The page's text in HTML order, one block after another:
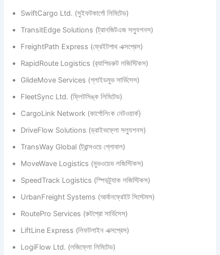
SwiftCargo Ltd. (সুইফটকার্গো লিমিটেড)
TransitEdge Solutions (ট্রানজিটএজ সল্যুশনস)
FreightPath Express (ফ্রেইটপাথ এক্সপ্রেস)
RapidRoute Logistics (র‌্যাপিডরুট লজিস্টিকস)
GlideMove Services (গ্লাইডমুভ সার্ভিসেস)
FleetSync Ltd. (ফ্লিটসিঙ্ক লিমিটেড)
CargoLink Network (কার্গোলিংক নেটওয়ার্ক)
DriveFlow Solutions (ড্রাইভফ্লো সল্যুশনস)
TransWay Global (ট্রান্সওয়ে গ্লোবাল)
MoveWave Logistics (মুভওয়েভ লজিস্টিকস)
SpeedTrack Logistics (স্পিডট্র্যাক লজিস্টিকস)
UrbanFreight Systems (আর্বানফ্রেইট সিস্টেমস)
RoutePro Services (রুটপ্রো সার্ভিসেস)
LiftLine Express (লিফটলাইন এক্সপ্রেস)
LogiFlow Ltd. (লজিফ্লো লিমিটেড)